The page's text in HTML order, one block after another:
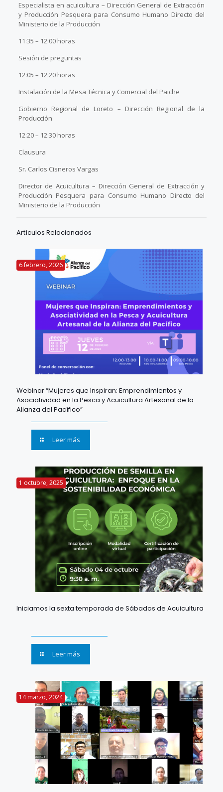
Especialista en acuicultura – Dirección General de Extracción
y Producción Pesquera para Consumo Humano Directo del
Ministerio de la Producción
11:35 – 12:00 horas
Sesión de preguntas
12:05 – 12:20 horas
Instalación de la Mesa Técnica y Comercial del Paiche
Gobierno Regional de Loreto – Dirección Regional de la
Producción
12:20 – 12:30 horas
Clausura
Sr. Carlos Cisneros Vargas
Director de Acuicultura – Dirección General de Extracción y
Producción Pesquera para Consumo Humano Directo del
Ministerio de la Producción
Artículos Relacionados
6 febrero, 2026
Webinar “Mujeres que Inspiran: Emprendimientos y
Asociatividad en la Pesca y Acuicultura Artesanal de la
Alianza del Pacífico”
Leer más
1 octubre, 2025
Iniciamos la sexta temporada de Sábados de Acuicultura
Leer más
14 marzo, 2024